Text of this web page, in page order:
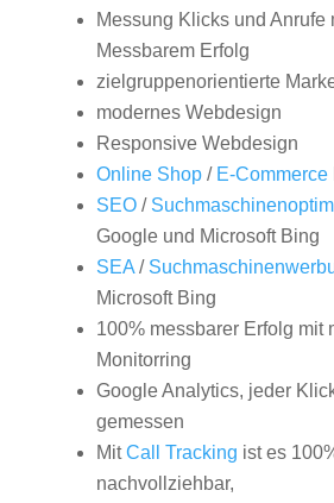
Messung Klicks und Anrufe
Messbarem Erfolg
zielgruppenorientierte
modernes Webdesign
Responsive Webdesign
Online Shop/ E-Commerce
SEO/
Google und Microsoft Bing
SEA/
Microsoft Bing
100% messbarer Erfolg mit
Monitorring
Google Analytics, jeder
gemessen
MitCall Tracking ist es
nachvollziehbar,